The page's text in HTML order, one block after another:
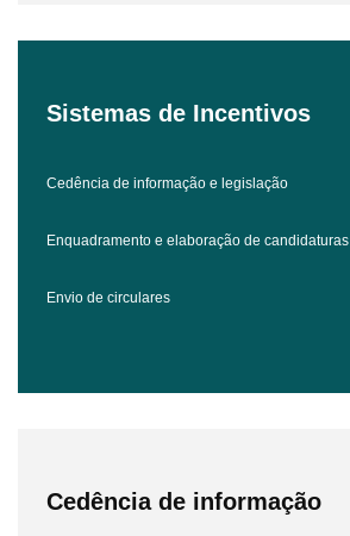
Sistemas de Incentivos
Cedência de informação e legislação
Enquadramento e elaboração de candidaturas
Envio de circulares
Cedência de informação